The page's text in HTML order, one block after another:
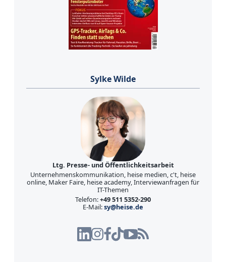
Sylke Wilde
Ltg. Presse- und Öffentlichkeitsarbeit
Unternehmenskommunikation, heise medien, c't, heise
online, Maker Faire, heise academy, Interviewanfragen für
IT-Themen
Telefon:+49 511 5352-290
E-Mail:sy@heise.de